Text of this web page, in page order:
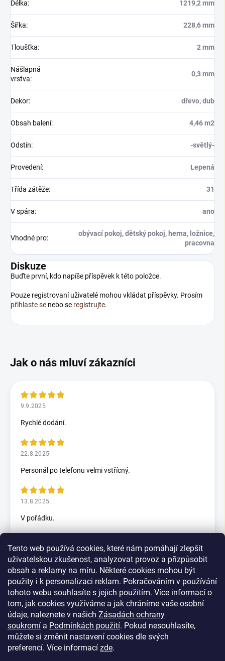
Tento web používá cookies, které nám pomáhají zlepšit
uživatelskou zkušenost, analyzovat provoz a přizpůsobit
obsah a reklamy na míru. Některé cookies mohou být
použity i k personalizaci reklam. Pokračováním v používání
tohoto webu souhlasíte s jejich použitím. Více informací o
tom, jak cookies využíváme a jak chráníme vaše osobní
údaje, naleznete v našich Zásadách ochrany
soukromí a Podmínkách použití. Pokud nesouhlasíte,
můžete si změnit nastavení cookies dle svých
preferencí. Více informací zde.
Délka: 1219,2 mm
Šířka: 228,6 mm
Tloušťka: 2 mm
Nášlapná
vrstva:
0,3 mm
Dekor: dřevo, dub
Obsah balení: 4,46 m2
Odstín: -světlý-
Provedení: Lepená
Třída zátěže: 31
V spára: ano
Vhodné pro:
obývací pokoj, dětský pokoj, herna, ložnice,
pracovna
Diskuze
Buďte první, kdo napíše příspěvek k této položce.
Pouze registrovaní uživatelé mohou vkládat příspěvky. Prosím
přihlaste se nebo se registrujte.
9.9.2025
Rychlé dodání.
22.8.2025
Personál po telefonu velmi vstřícný.
13.8.2025
V pořádku.
5.7.2025
Skvělý rychlax
Zobrazit další hodnocení